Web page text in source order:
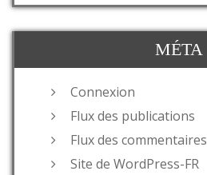
MÉTA
Connexion
Flux des publications
Flux des commentaires
Site de WordPress-FR